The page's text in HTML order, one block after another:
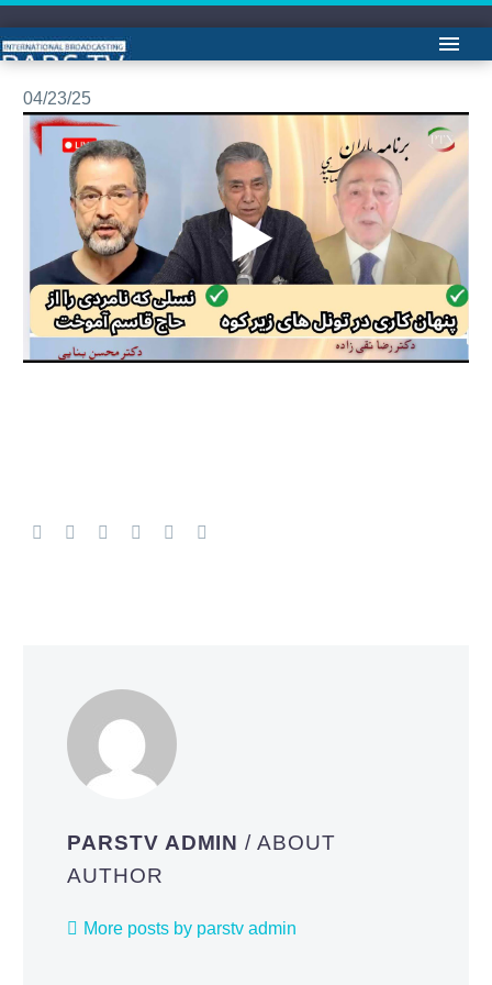
04/23/25
PARSTV ADMIN/ ABOUT
AUTHOR
More posts by parstv admin